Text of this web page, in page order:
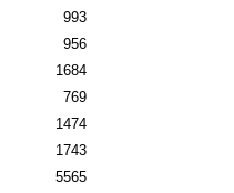
993
956
1684
769
1474
1743
5565